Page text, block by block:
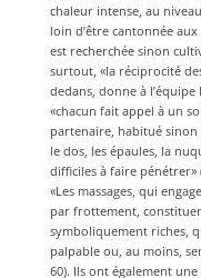
chaleur intense, au
loin d’être cantonnée
est recherchée sinon
surtout, «la réciprocité
dedans, donne à l’équipe
«chacun fait appel à un
partenaire, habitué sinon
le dos, les épaules, la
difficiles à faire pénétrer»
«Les massages, qui
par frottement,
symboliquement riches,
palpable ou, au moins,
60). Ils ont également